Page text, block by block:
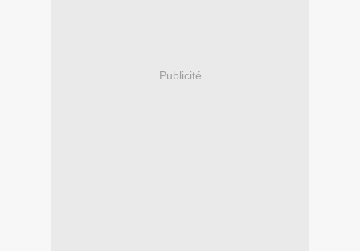
Publicité